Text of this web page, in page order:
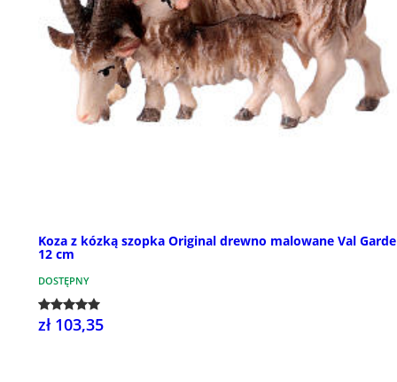
Koza z kózką szopka Original drewno malowane Val
12 cm
DOSTĘPNY
zł 103,35